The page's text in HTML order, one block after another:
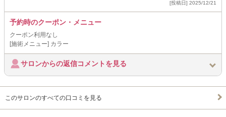
[投稿日] 2025/12/21
予約時のクーポン・メニュー
クーポン利用なし
[施術メニュー] カラー
サロンからの返信コメントを見る
このサロンのすべての口コミを見る